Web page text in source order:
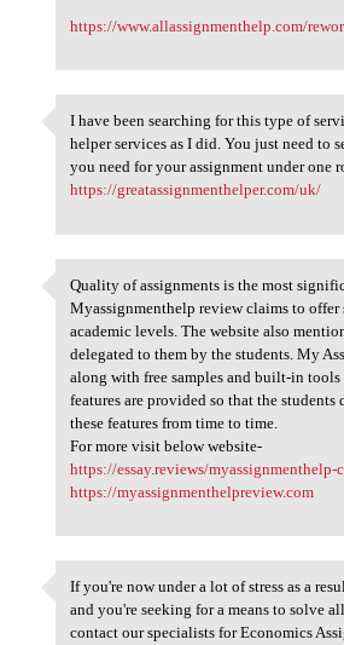
https://www.allassignmenthelp.com/
I have been searching for
I have been searching for this type of
helper services as I did. You just need to
you need for your assignment under one
https://greatassignmenthelper.com/uk/
Quality of assignments is the
Quality of assignments is the most
Myassignmenthelp review claims to
academic levels. The website also
delegated to them by the students. My
along with free samples and built-in
features are provided so that the
these features from time to time.
For more visit below website-
https://essay.reviews/myassignmenthelp-
https://myassignmenthelpreview.com
If you're now under a lot of
If you're now under a lot of stress as a
and you're seeking for a means to solve
contact our specialists for Economics